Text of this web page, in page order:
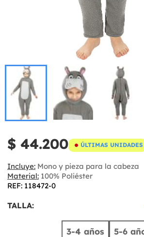
$ 44.200 ÚLTIMAS UNIDADES
Incluye: Mono y pieza para la cabeza
Material: 100% Poliéster
REF: 118472-0
TALLA:
3-4 años 5-6